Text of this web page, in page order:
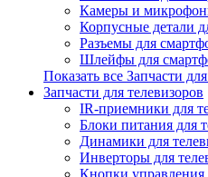
Камеры и
Корпусные детали
Разъемы для
Шлейфы для
Показать все Запчасти
Запчасти для телевизоров
IR-приемники для
Блоки питания для
Динамики для
Инверторы для
Кнопки управления